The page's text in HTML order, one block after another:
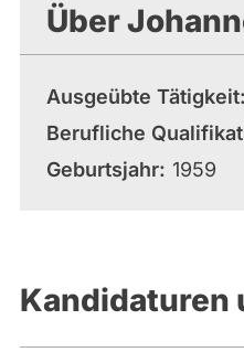
Über
Ausgeübte Tätigkeit
Berufliche
Geburtsjahr 1959
Kandidaturen